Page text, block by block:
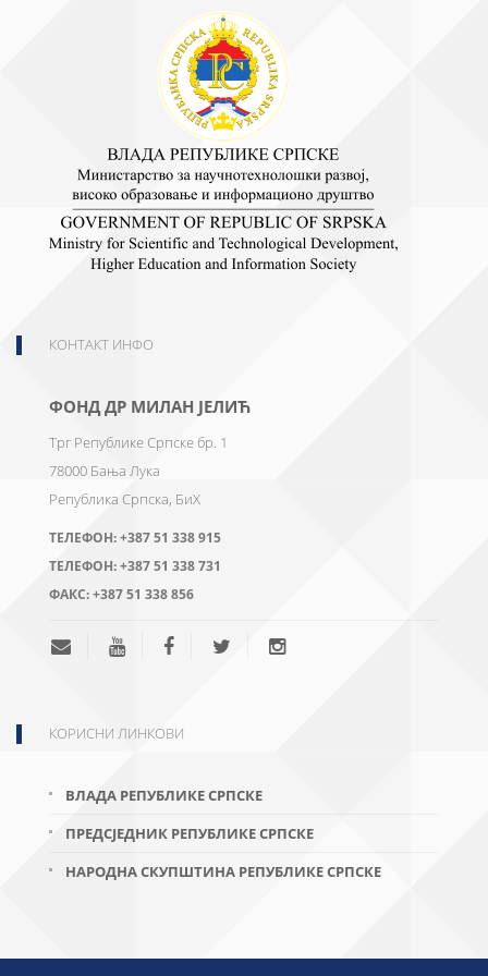
КОНТАКТ ИНФО
ФОНД ДР МИЛАН ЈЕЛИЋ
Трг Републике Српске бр. 1
78000 Бања Лука
Република Српска, БиХ
ТЕЛЕФОН:+387 51 338 915
ТЕЛЕФОН:+387 51 338 731
ФАКС:+387 51 338 856
КОРИСНИ ЛИНКОВИ
ВЛАДА РЕПУБЛИКЕ СРПСКЕ
ПРЕДСЈЕДНИК РЕПУБЛИКЕ СРПСКЕ
НАРОДНА СКУПШТИНА РЕПУБЛИКЕ СРПСКЕ